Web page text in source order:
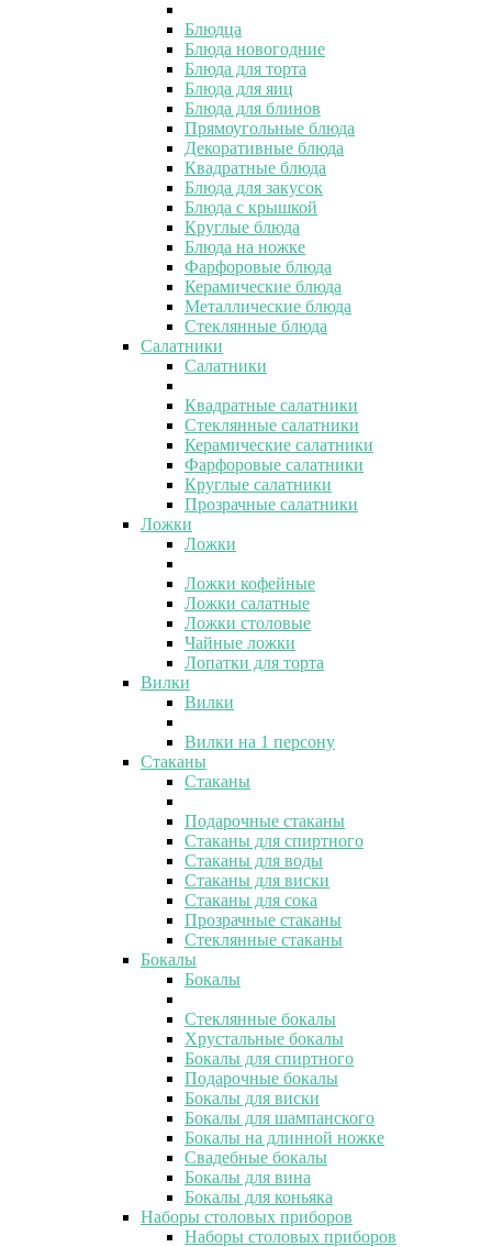
Блюдца
Блюда новогодние
Блюда для торта
Блюда для яиц
Блюда для блинов
Прямоугольные блюда
Декоративные блюда
Квадратные блюда
Блюда для закусок
Блюда с крышкой
Круглые блюда
Блюда на ножке
Фарфоровые блюда
Керамические блюда
Металлические блюда
Стеклянные блюда
Салатники
Салатники
Квадратные салатники
Стеклянные салатники
Керамические салатники
Фарфоровые салатники
Круглые салатники
Прозрачные салатники
Ложки
Ложки
Ложки кофейные
Ложки салатные
Ложки столовые
Чайные ложки
Лопатки для торта
Вилки
Вилки
Вилки на 1 персону
Стаканы
Стаканы
Подарочные стаканы
Стаканы для спиртного
Стаканы для воды
Стаканы для виски
Стаканы для сока
Прозрачные стаканы
Стеклянные стаканы
Бокалы
Бокалы
Стеклянные бокалы
Хрустальные бокалы
Бокалы для спиртного
Подарочные бокалы
Бокалы для виски
Бокалы для шампанского
Бокалы на длинной ножке
Свадебные бокалы
Бокалы для вина
Бокалы для коньяка
Наборы столовых приборов
Наборы столовых приборов